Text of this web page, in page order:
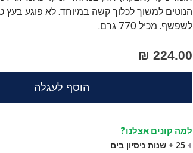
הנוטים למשוך לכלוך קשה במיוחד. לא פוגע בעץ
לשפשף. מכיל 770 גרם.
224.00 ₪
הוסף לעגלה
למה קונים אצלנו?
25 + שנות ניסיון בים